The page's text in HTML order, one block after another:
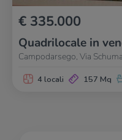
€ 335.000
Quadrilocale in
Campodarsego, Via
4 locali 157 Mq